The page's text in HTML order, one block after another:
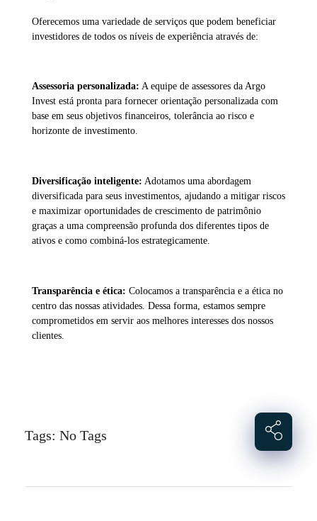
Oferecemos uma variedade de serviços que podem beneficiar
investidores de todos os níveis de experiência através de:
Assessoria personalizada: A equipe de assessores da Argo
Invest está pronta para fornecer orientação personalizada com
base em seus objetivos financeiros, tolerância ao risco e
horizonte de investimento.
Diversificação inteligente: Adotamos uma abordagem
diversificada para seus investimentos, ajudando a mitigar riscos
e maximizar oportunidades de crescimento de patrimônio
graças a uma compreensão profunda dos diferentes tipos de
ativos e como combiná-los estrategicamente.
Transparência e ética: Colocamos a transparência e a ética no
centro das nossas atividades. Dessa forma, estamos sempre
comprometidos em servir aos melhores interesses dos nossos
clientes.
Tags: No Tags